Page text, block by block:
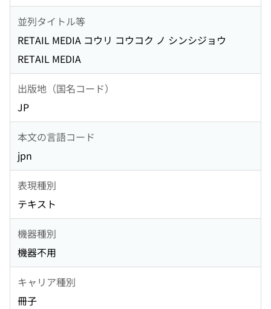
並列タイトル等
RETAIL MEDIA コウリ コウコク ノ シンシジョウ
RETAIL MEDIA
出版地（国名コード）
JP
本文の言語コード
jpn
表現種別
テキスト
機器種別
機器不用
キャリア種別
冊子